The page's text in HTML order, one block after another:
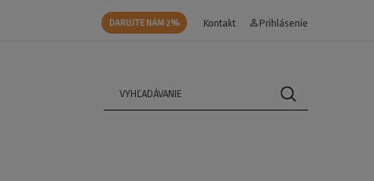
DARUJTE NÁM 2% Kontakt person_outline Prihlásenie